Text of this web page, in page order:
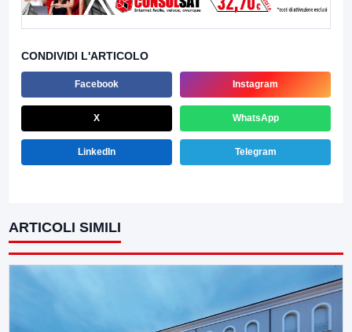
CONDIVIDI L'ARTICOLO
Facebook Instagram
X WhatsApp
LinkedIn Telegram
ARTICOLI SIMILI